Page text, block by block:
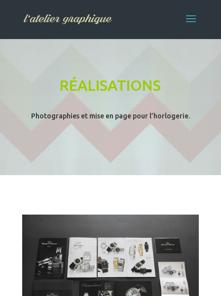
RÉALISATIONS
Photographies et mise en page pour l’horlogerie.